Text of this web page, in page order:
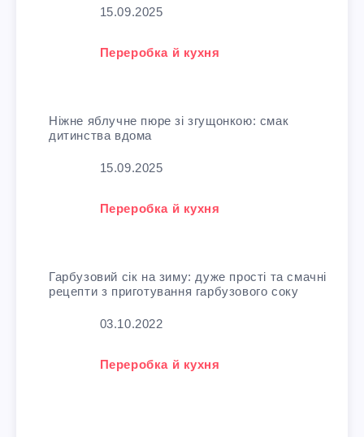
15.09.2025
У зв'язку з тим, що
Переробка й кухня
Ніжне яблучне пюре зі згущонкою: смак
дитинства вдома
15.09.2025
У зв'язку з тим, що
Переробка й кухня
Гарбузовий сік на зиму: дуже прості та смачні
рецепти з приготування гарбузового соку
03.10.2022
У зв'язку з тим, що
Переробка й кухня